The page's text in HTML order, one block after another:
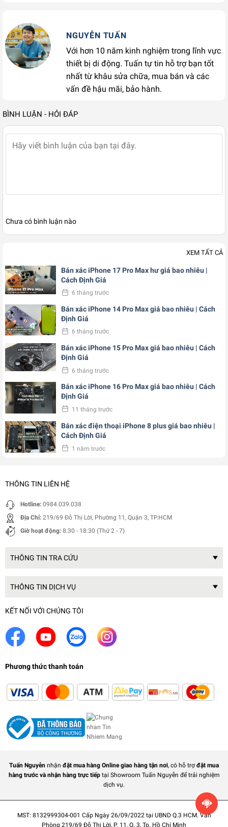
NGUYỄN TUẤN
Với hơn 10 năm kinh nghiệm trong lĩnh vực
thiết bị di động. Tuấn tự tin hỗ trợ bạn tốt
nhất từ khâu sửa chữa, mua bán và các
vấn đề hậu mãi, bảo hành.
BÌNH LUẬN - HỎI ĐÁP
Chưa có bình luận nào
XEM TẤT CẢ
Bán xác iPhone 17 Pro Max hư giá bao nhiêu |
Cách Định Giá
6 tháng trước
Bán xác iPhone 14 Pro Max giá bao nhiêu | Cách
Định Giá
6 tháng trước
Bán xác iPhone 15 Pro Max giá bao nhiêu | Cách
Định Giá
6 tháng trước
Bán xác iPhone 16 Pro Max giá bao nhiêu | Cách
Định Giá
11 tháng trước
Bán xác điện thoại iPhone 8 plus giá bao nhiêu |
Cách Định Giá
1 năm trước
THÔNG TIN LIÊN HỆ
Hotline: 0984.039.038
Địa Chỉ: 219/69 Đỗ Thị Lời, Phường 11, Quận 3, TP.HCM
Giờ hoạt động: 8:30 - 18:30 (Thứ 2 - 7)
THÔNG TIN TRA CỨU
THÔNG TIN DỊCH VỤ
KẾT NỐI VỚI CHÚNG TÔI
Phương thức thanh toán
Tuấn Nguyễn nhận đặt mua hàng Online giao hàng tận nơi, có hỗ trợ đặt mua
hàng trước và nhận hàng trực tiếptại Showroom Tuấn Nguyễn để trải nghiệm
dịch vụ.
MST: 8132999304-001 Cấp Ngày 26/09/2022 tại UBND Q.3 HCM. Văn
Phòng 219/69 Đỗ Thị Lời, P. 11, Q. 3, Tp. Hồ Chí Minh